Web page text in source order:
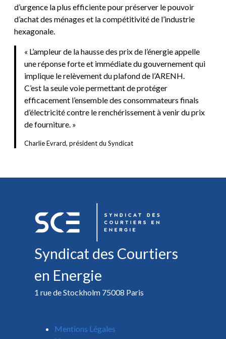
d’urgence la plus efficiente pour préserver le pouvoir
d’achat des ménages et la compétitivité de l’industrie
hexagonale.
« L’ampleur de la hausse des prix de l’énergie appelle
une réponse forte et immédiate du gouvernement qui
implique le relèvement du plafond de l’ARENH.
C’est la seule voie permettant de protéger
efficacement l’ensemble des consommateurs finals
d’électricité contre le renchérissement à venir du prix
de fourniture. »
Charlie Evrard, président du Syndicat
Syndicat des Courtiers
en Energie
1 rue de Stockholm 75008 Paris
Mentions Légales